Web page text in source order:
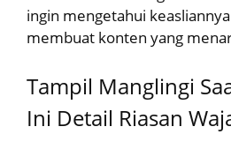
ingin mengetahui
membuat konten yang
Tampil Manglingi
Ini Detail Riasan